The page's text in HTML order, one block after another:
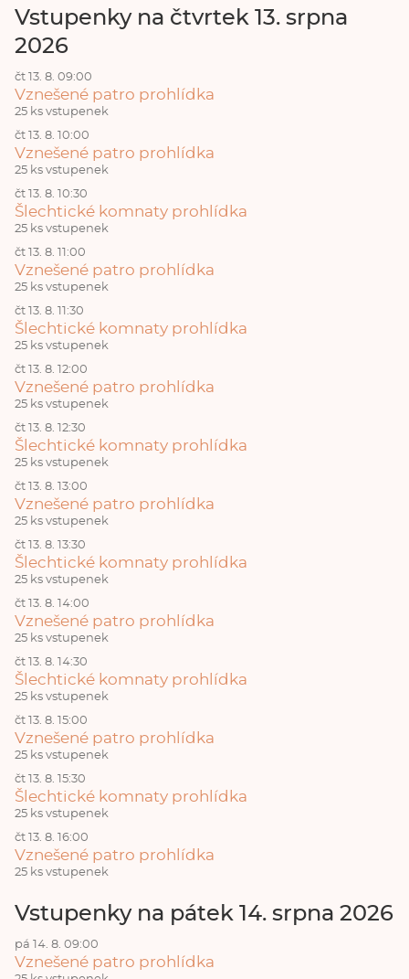
Vstupenky na čtvrtek 13. srpna
2026
čt 13. 8. 09:00
Vznešené patro prohlídka
25 ks vstupenek
čt 13. 8. 10:00
Vznešené patro prohlídka
25 ks vstupenek
čt 13. 8. 10:30
Šlechtické komnaty prohlídka
25 ks vstupenek
čt 13. 8. 11:00
Vznešené patro prohlídka
25 ks vstupenek
čt 13. 8. 11:30
Šlechtické komnaty prohlídka
25 ks vstupenek
čt 13. 8. 12:00
Vznešené patro prohlídka
25 ks vstupenek
čt 13. 8. 12:30
Šlechtické komnaty prohlídka
25 ks vstupenek
čt 13. 8. 13:00
Vznešené patro prohlídka
25 ks vstupenek
čt 13. 8. 13:30
Šlechtické komnaty prohlídka
25 ks vstupenek
čt 13. 8. 14:00
Vznešené patro prohlídka
25 ks vstupenek
čt 13. 8. 14:30
Šlechtické komnaty prohlídka
25 ks vstupenek
čt 13. 8. 15:00
Vznešené patro prohlídka
25 ks vstupenek
čt 13. 8. 15:30
Šlechtické komnaty prohlídka
25 ks vstupenek
čt 13. 8. 16:00
Vznešené patro prohlídka
25 ks vstupenek
Vstupenky na pátek 14. srpna 2026
pá 14. 8. 09:00
Vznešené patro prohlídka